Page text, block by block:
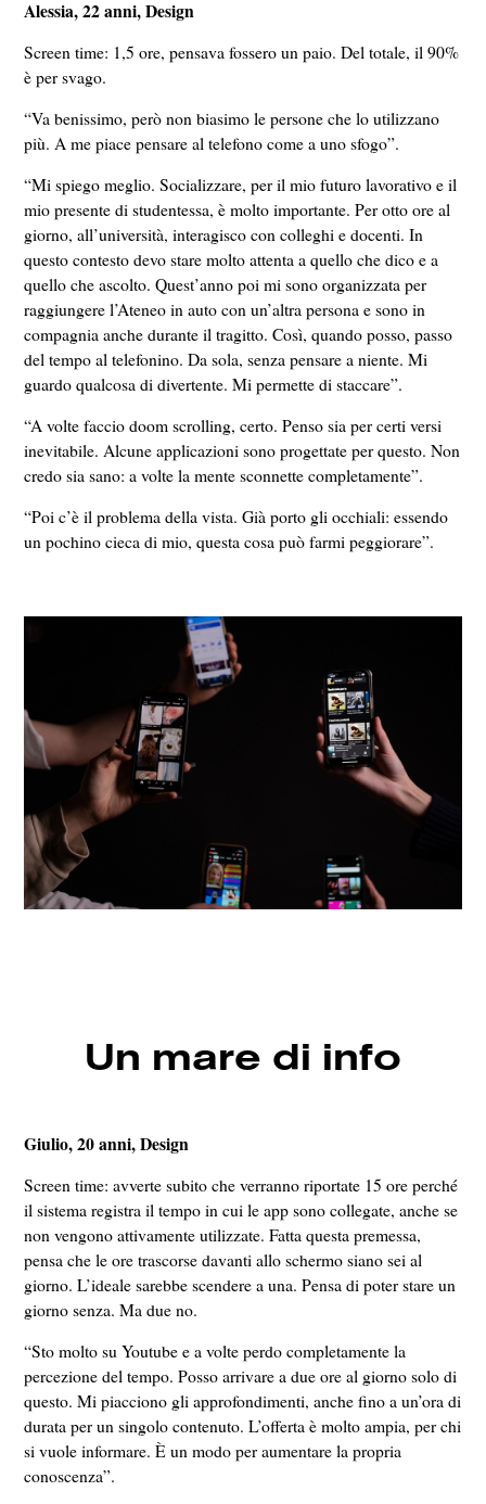
Alessia,22 anni, Design
Screen time: 1,5 ore, pensava fossero un paio. Del totale, il 90%
è per svago.
“Va benissimo, però non biasimo le persone che lo utilizzano
più. A me piace pensare al telefono come a uno sfogo”.
“Mi spiego meglio. Socializzare, per il mio futuro lavorativo e il
mio presente di studentessa, è molto importante. Per otto ore al
giorno, all’università, interagisco con colleghi e docenti. In
questo contestodevo stare molto attenta a quello che dico e a
quello che ascolto. Quest’anno poi mi sono organizzata per
raggiungere l’Ateneo in auto con un’altra persona e sono in
compagnia anche durante il tragitto. Così, quando posso, passo
del tempo al telefonino. Da sola, senza pensare a niente. Mi
guardo qualcosa di divertente. Mi permette di staccare”.
“A volte faccio doom scrolling, certo. Penso sia per certi versi
inevitabile. Alcune applicazioni sono progettate per questo. Non
credo sia sano: a volte la mente sconnette completamente”.
“Poi c’è il problema della vista. Già porto gli occhiali: essendo
un pochino cieca di mio, questa cosa può farmi peggiorare”.
Un mare di info
Giulio, 20 anni, Design
Screen time: avverte subito che verranno riportate 15 ore perché
il sistema registra il tempo in cui le app sono collegate, anche se
non vengono attivamente utilizzate. Fatta questa premessa,
pensa che le ore trascorse davanti allo schermo siano sei al
giorno. L’ideale sarebbe scendere a una. Pensa di poter stare un
giorno senza. Ma due no.
“Sto molto su Youtube e a volte perdo completamente la
percezione del tempo. Posso arrivare a due ore al giorno solo di
questo. Mi piacciono gli approfondimenti, anche fino a un’ora di
durata per un singolo contenuto. L’offerta è molto ampia, per chi
si vuole informare. È un modo per aumentare la propria
conoscenza”.